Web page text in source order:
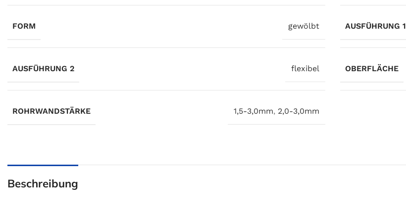
FORM gewölbt AUSFÜHRUNG 1
AUSFÜHRUNG 2 flexibel OBERFLÄCHE
ROHRWANDSTÄRKE 1,5-3,0mm, 2,0-3,0mm
Beschreibung